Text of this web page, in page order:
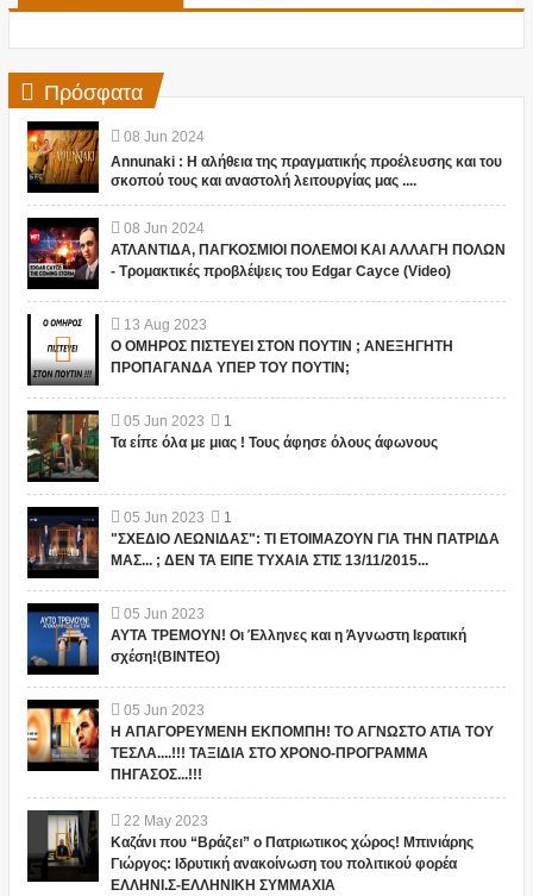
Πρόσφατα
08 Jun 2024
Annunaki : Η αλήθεια της πραγματικής προέλευσης και του
σκοπού τους και αναστολή λειτουργίας μας ....
08 Jun 2024
ΑΤΛΑΝΤΙΔΑ, ΠΑΓΚΟΣΜΙΟΙ ΠΟΛΕΜΟΙ ΚΑΙ ΑΛΛΑΓΗ ΠΟΛΩΝ
- Τρομακτικές προβλέψεις του Edgar Cayce (Video)
13 Aug 2023
Ο ΟΜΗΡΟΣ ΠΙΣΤΕΥΕΙ ΣΤΟΝ ΠΟΥΤΙΝ ; ΑΝΕΞΗΓΗΤΗ
ΠΡΟΠΑΓΑΝΔΑ ΥΠΕΡ ΤΟΥ ΠΟΥΤΙΝ;
05 Jun 2023
1
Τα είπε όλα με μιας ! Τους άφησε όλους άφωνους
05 Jun 2023
1
"ΣΧΕΔΙΟ ΛΕΩΝΙΔΑΣ": ΤΙ ΕΤΟΙΜΑΖΟΥΝ ΓΙΑ ΤΗΝ ΠΑΤΡΙΔΑ
ΜΑΣ... ; ΔΕΝ ΤΑ ΕΙΠΕ ΤΥΧΑΙΑ ΣΤΙΣ 13/11/2015...
05 Jun 2023
ΑΥΤΑ ΤΡΕΜΟΥΝ! Οι Έλληνες και η Άγνωστη Ιερατική
σχέση!(ΒΙΝΤΕΟ)
05 Jun 2023
Η ΑΠΑΓΟΡΕΥΜΕΝΗ ΕΚΠΟΜΠΗ! ΤΟ ΑΓΝΩΣΤΟ ΑΤΙΑ ΤΟΥ
ΤΕΣΛΑ....!!! ΤΑΞΙΔΙΑ ΣΤΟ ΧΡΟΝΟ-ΠΡΟΓΡΑΜΜΑ
ΠΗΓΑΣΟΣ...!!!
22 May 2023
Καζάνι που “Βράζει” ο Πατριωτικος χώρος! Μπινιάρης
Γιώργος: Ιδρυτική ανακοίνωση του πολιτικού φορέα
ΕΛΛΗΝΙ.Σ-ΕΛΛΗΝΙΚΗ ΣΥΜΜΑΧΙΑ